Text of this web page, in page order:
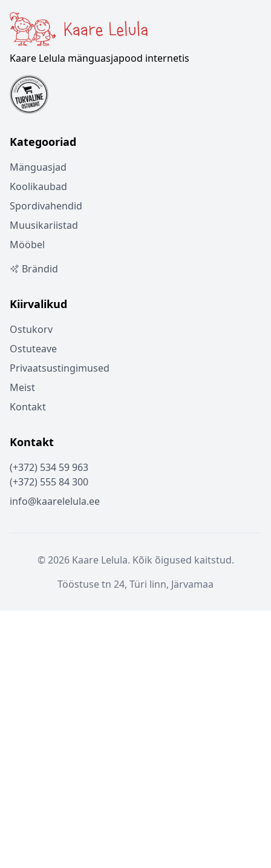
Kaare Lelula mänguasjapood internetis
Kategooriad
Mänguasjad
Koolikaubad
Spordivahendid
Muusikariistad
Mööbel
Brändid
Kiirvalikud
Ostukorv
Ostuteave
Privaatsustingimused
Meist
Kontakt
Kontakt
(+372) 534 59 963
(+372) 555 84 300
info@kaarelelula.ee
© 2026 Kaare Lelula. Kõik õigused kaitstud.
Tööstuse tn 24, Türi linn, Järvamaa